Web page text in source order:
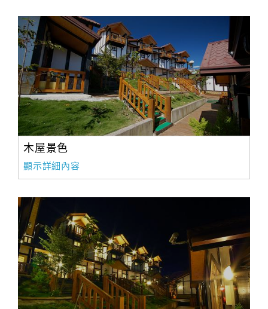
木屋景色
顯示詳細內容